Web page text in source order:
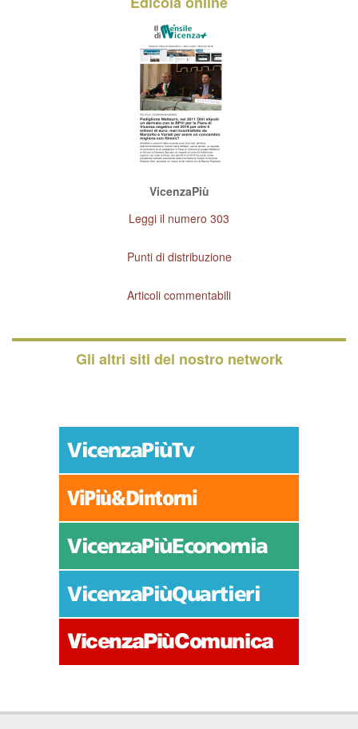
VicenzaPiù
Leggi il numero 303
Punti di distribuzione
Articoli commentabili
Gli altri siti del nostro network